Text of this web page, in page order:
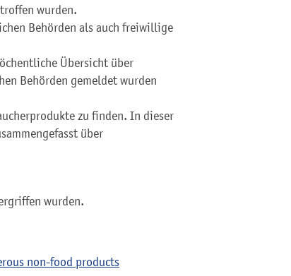
wurden.
Behörden als auch freiwillige
Übersicht über
Behörden gemeldet wurden
zu finden. In dieser
über
wurden.
non-food products